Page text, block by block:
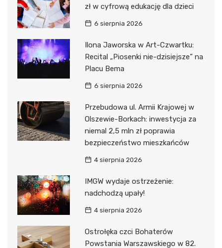
zł w cyfrową edukację dla dzieci
6 sierpnia 2026
Ilona Jaworska w Art-Czwartku:
Recital „Piosenki nie-dzisiejsze” na
Placu Bema
6 sierpnia 2026
Przebudowa ul. Armii Krajowej w
Olszewie-Borkach: inwestycja za
niemal 2,5 mln zł poprawia
bezpieczeństwo mieszkańców
4 sierpnia 2026
IMGW wydaje ostrzeżenie:
nadchodzą upały!
4 sierpnia 2026
Ostrołęka czci Bohaterów
Powstania Warszawskiego w 82.